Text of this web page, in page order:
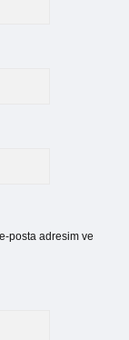
posta adresim ve